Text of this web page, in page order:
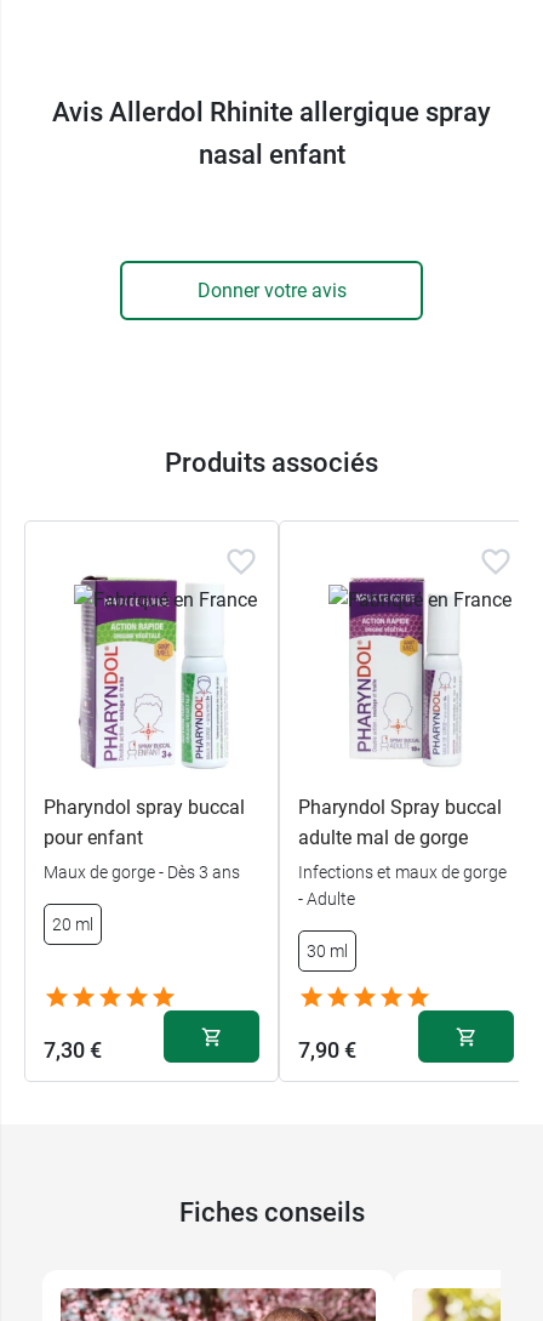
Avis Allerdol Rhinite allergique spray
nasal enfant
Donner votre avis
Produits associés
Pharyndol spray buccal
pour enfant
Maux de gorge - Dès 3 ans
20 ml
7,30 €
Pharyndol Spray buccal
adulte mal de gorge
Infections et maux de gorge
- Adulte
30 ml
7,90 €
Fiches conseils